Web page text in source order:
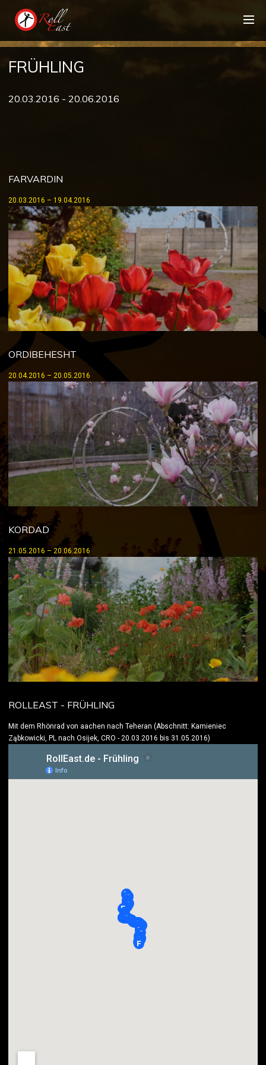
FRÜHLING
20.03.2016 - 20.06.2016
FARVARDIN
20.03.2016 – 19.04.2016
ORDIBEHESHT
20.04.2016 – 20.05.2016
KORDAD
21.05.2016 – 20.06.2016
ROLLEAST - FRÜHLING
Mit dem Rhönrad von aachen nach Teheran (Abschnitt: Kamieniec
Ząbkowicki, PL nach Osijek, CRO - 20.03.2016 bis 31.05.2016)